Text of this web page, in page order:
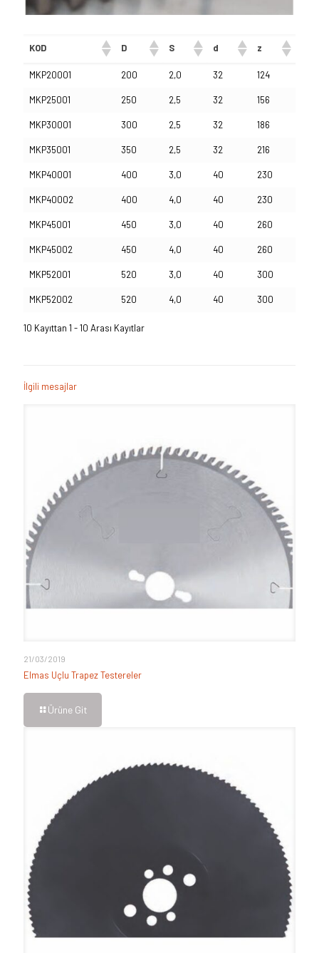
KOD D S d z
MKP20001 200 2,0 32 124
MKP25001 250 2,5 32 156
MKP30001 300 2,5 32 186
MKP35001 350 2,5 32 216
MKP40001 400 3,0 40 230
MKP40002 400 4,0 40 230
MKP45001 450 3,0 40 260
MKP45002 450 4,0 40 260
MKP52001 520 3,0 40 300
MKP52002 520 4,0 40 300
10 Kayıttan 1 - 10 Arası Kayıtlar
İlgili mesajlar
21/03/2019
Elmas Uçlu Trapez Testereler
Ürüne Git